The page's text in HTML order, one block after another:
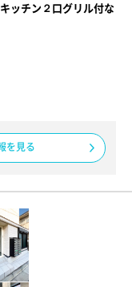
ッチン２口グリル付な
を見る